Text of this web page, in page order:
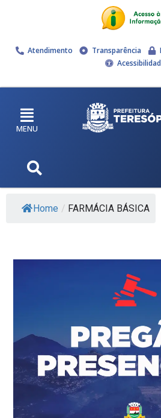
Atendimento Transparência
MENU
Home / FARMÁCIA BÁSICA